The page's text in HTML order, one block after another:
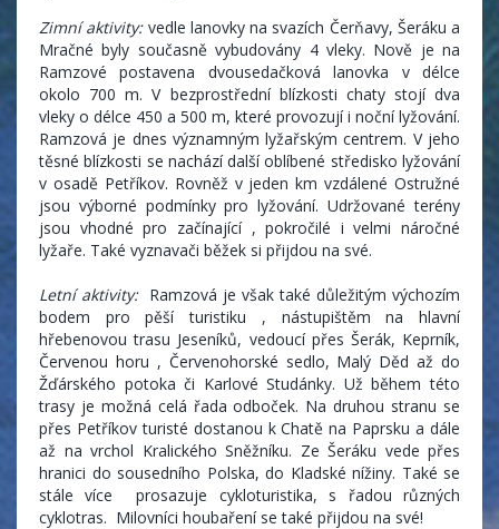
Zimní aktivity:vedle lanovky na svazích Čerňavy, Šeráku a
Mračné byly současně vybudovány 4 vleky. Nově je na
Ramzové postavena dvousedačková lanovka v délce
okolo 700 m. V bezprostřední blízkosti chaty stojí dva
vleky o délce 450 a 500 m, které provozují i noční lyžování.
Ramzová je dnes významným lyžařským centrem. V jeho
těsné blízkosti se nachází další oblíbené středisko lyžování
v osadě Petříkov. Rovněž v jeden km vzdálené Ostružné
jsou výborné podmínky pro lyžování. Udržované terény
jsou vhodné pro začínající , pokročilé i velmi náročné
lyžaře. Také vyznavači běžek si přijdou na své.
Letní aktivity: Ramzová je však také důležitým výchozím
bodem pro pěší turistiku , nástupištěm na hlavní
hřebenovou trasu Jeseníků, vedoucí přes Šerák, Keprník,
Červenou horu , Červenohorské sedlo, Malý Děd až do
Žďárského potoka či Karlové Studánky. Už během této
trasy je možná celá řada odboček. Na druhou stranu se
přes Petříkov turisté dostanou k Chatě na Paprsku a dále
až na vrchol Kralického Sněžníku. Ze Šeráku vede přes
hranici do sousedního Polska, do Kladské nížiny. Také se
stále více prosazuje cykloturistika, s řadou různých
cyklotras. Milovníci houbaření se také přijdou na své!